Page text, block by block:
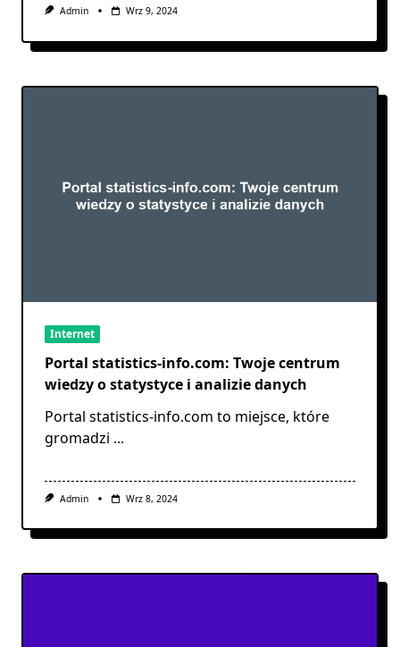
Admin Wrz 9, 2024
Internet
Portal statistics-info.com: Twoje centrum
wiedzy o statystyce i analizie danych
Portal statistics-info.com to miejsce, które
gromadzi ...
Admin Wrz 8, 2024